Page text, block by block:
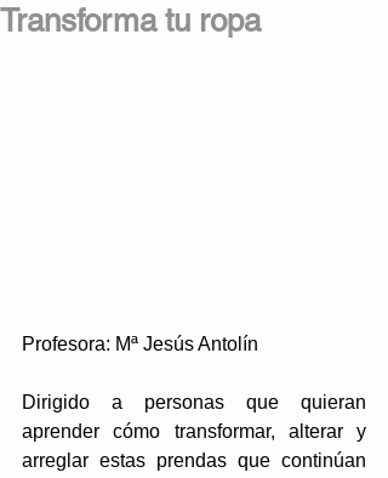
Transforma tu ropa
Profesora: Mª Jesús Antolín
Dirigido a personas que quieran
aprender cómo transformar, alterar y
arreglar estas prendas que continúan